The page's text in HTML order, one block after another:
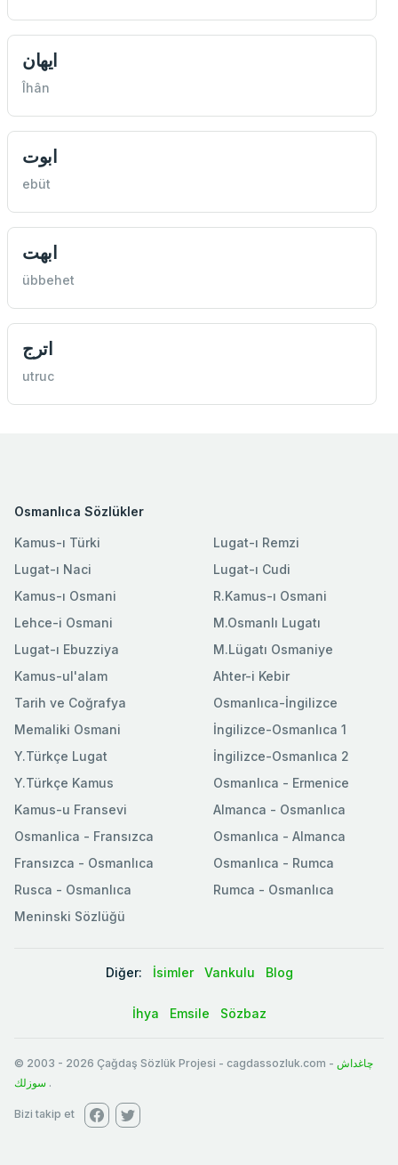
ايهان
Îhân
ابوت
ebüt
ابهت
übbehet
اترج
utruc
Osmanlıca Sözlükler
Kamus-ı Türki
Lugat-ı Naci
Kamus-ı Osmani
Lehce-i Osmani
Lugat-ı Ebuzziya
Lugat-ı Remzi
Lugat-ı Cudi
R.Kamus-ı Osmani
M.Osmanlı Lugatı
M.Lügatı Osmaniye
Kamus-ul'alam
Tarih ve Coğrafya
Memaliki Osmani
Y.Türkçe Lugat
Y.Türkçe Kamus
Ahter-i Kebir
Osmanlıca-İngilizce
İngilizce-Osmanlıca 1
İngilizce-Osmanlıca 2
Osmanlıca - Ermenice
Kamus-u Fransevi
Osmanlica - Fransızca
Fransızca - Osmanlıca
Rusca - Osmanlıca
Meninski Sözlüğü
Almanca - Osmanlıca
Osmanlıca - Almanca
Osmanlıca - Rumca
Rumca - Osmanlıca
Diğer: İsimler Vankulu Blog
İhya Emsile Sözbaz
© 2003 - 2026 Çağdaş Sözlük Projesi - cagdassozluk.com - چاغداش
سوزلك .
Bizi takip et